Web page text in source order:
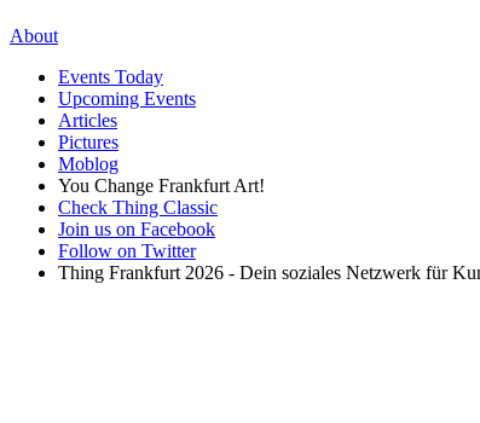
About
Events Today
Upcoming Events
Articles
Pictures
Moblog
You Change Frankfurt Art!
Check Thing Classic
Join us on Facebook
Follow on Twitter
Thing Frankfurt 2026 - Dein soziales Netzwerk für